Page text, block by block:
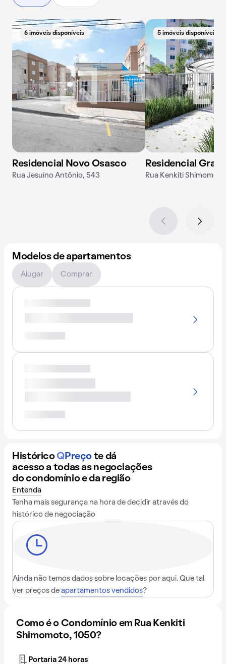
6 imóveis disponíveis
Residencial Novo Osasco
Rua Jesuíno Antônio, 543
5 imóveis disponíveis
Residencial
Rua Kenkiti
Modelos de apartamentos
Alugar Comprar
Histórico QPreço te dá
acesso a todas as negociações
do condomínio e da região
Entenda
Tenha mais segurança na hora de decidir através do
histórico de negociação
Ainda não temos dados sobre locações por aqui. Que tal
ver preços de apartamentos vendidos?
Como é o Condomínio em Rua Kenkiti
Shimomoto, 1050?
Portaria 24 horas